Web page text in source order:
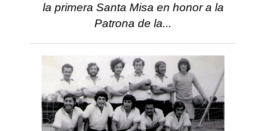
la primera Santa Misa en honor a la
Patrona de la...